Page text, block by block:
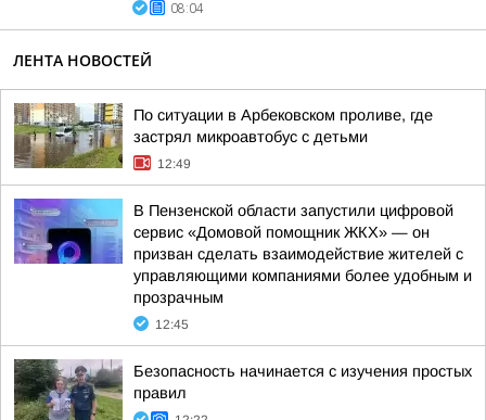
08:04
ЛЕНТА НОВОСТЕЙ
По ситуации в Арбековском проливе, где
застрял микроавтобус с детьми
12:49
В Пензенской области запустили цифровой
сервис «Домовой помощник ЖКХ» — он
призван сделать взаимодействие жителей с
управляющими компаниями более удобным и
прозрачным
12:45
Безопасность начинается с изучения простых
правил